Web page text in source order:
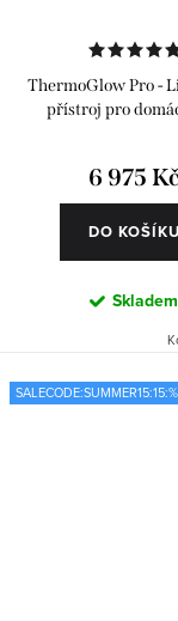
ThermoGlow Pro -
přístroj pro
6 975 Kč
DO KOŠÍKU
Skladem
SALECODE:SUMMER15:15:%